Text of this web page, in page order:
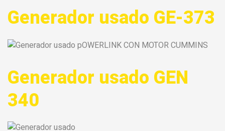
Generador usado GE-373
Generador usado GEN
340